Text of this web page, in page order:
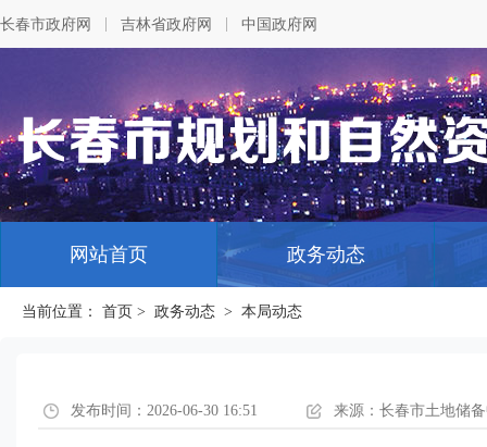
长春市政府网 吉林省政府网 中国政府网
网站首页 政务动态
当前位置： 首页 > 政务动态 > 本局动态
发布时间：2026-06-30 16:51 来源：长春市土地储